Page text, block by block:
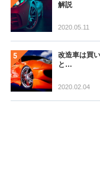
解説
2020.05.11
改造車は買
と…
2020.02.04